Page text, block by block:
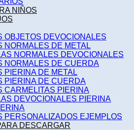
NIÑOS
OBJETOS DEVOCIONALES
NORMALES DE METAL
NORMALES DEVOCIONALES
NORMALES DE CUERDA
PIERINA DE METAL
PIERINA DE CUERDA
CARMELITAS PIERINA
DEVOCIONALES PIERINA
PERSONALIZADOS EJEMPLOS
DESCARGAR